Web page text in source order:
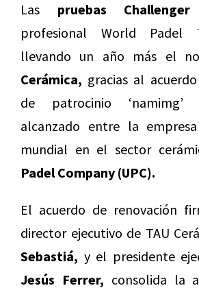
Las pruebas Challenger
profesional World Padel
llevando un año más el
Cerámica, gracias al
de patrocinio
alcanzado entre la
mundial en el sector
Padel Company (UPC).
El acuerdo de renovación
director ejecutivo de TAU
Sebastiá, y el presidente
Jesús Ferrer, consolida la